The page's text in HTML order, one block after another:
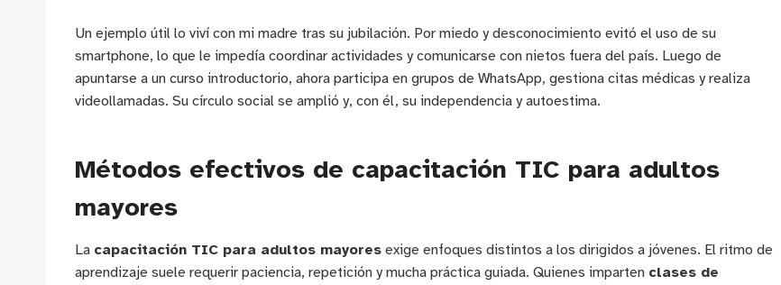
Un ejemplo útil lo viví con mi madre tras su jubilación. Por miedo y desconocimiento evitó el uso de su
smartphone, lo que le impedía coordinar actividades y comunicarse con nietos fuera del país. Luego de
apuntarse a un curso introductorio, ahora participa en grupos de WhatsApp, gestiona citas médicas y realiza
videollamadas. Su círculo social se amplió y, con él, su independencia y autoestima.
Métodos efectivos de capacitación TIC para adultos
mayores
La capacitación TIC para adultos mayores exige enfoques distintos a los dirigidos a jóvenes. El ritmo de
aprendizaje suele requerir paciencia, repetición y mucha práctica guiada. Quienes imparten clases de